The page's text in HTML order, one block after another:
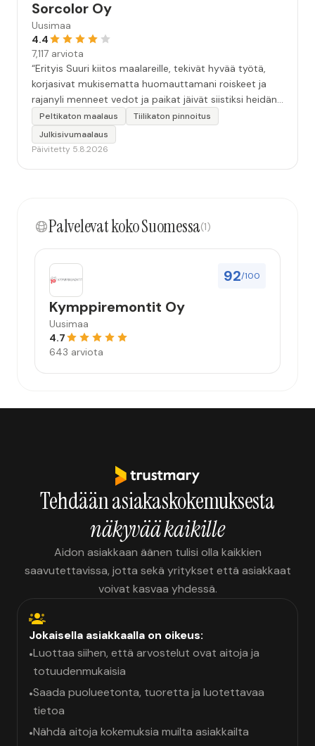
Sorcolor Oy
Uusimaa
4.4
7,117 arviota
“Erityis Suuri kiitos maalareille, tekivät hyvää työtä,
korjasivat mukisematta huomauttamani roiskeet ja
rajanyli menneet vedot ja paikat jäivät siistiksi heidän
lähtönsä jälkeen.”
Peltikaton maalaus
Tiilikaton pinnoitus
Julkisivumaalaus
Päivitetty 5.8.2026
Palvelevat koko Suomessa(1)
92/100
Kymppiremontit Oy
Uusimaa
4.7
643 arviota
Tehdään asiakaskokemuksesta
näkyvää kaikille
Aidon asiakkaan äänen tulisi olla kaikkien
saavutettavissa, jotta sekä yritykset että asiakkaat
voivat kasvaa yhdessä.
Jokaisella asiakkaalla on oikeus:
•Luottaa siihen, että arvostelut ovat aitoja ja
totuudenmukaisia
•Saada puolueetonta, tuoretta ja luotettavaa
tietoa
•Nähdä aitoja kokemuksia muilta asiakkailta